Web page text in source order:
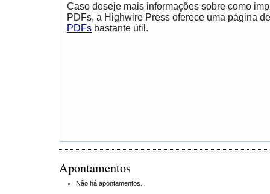
Caso deseje mais informações sobre como
PDFs, a Highwire Press oferece uma página
PDFs bastante útil.
Apontamentos
Não há apontamentos.